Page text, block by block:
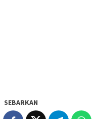
SEBARKAN